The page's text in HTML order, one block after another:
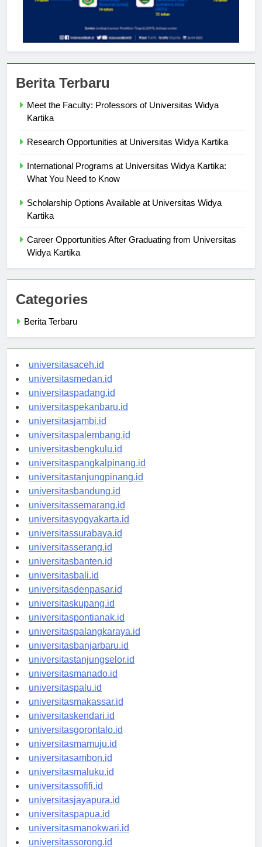
Meet the Faculty: Professors of Universitas Widya
International Programs at Universitas Widya Kartika:
Scholarship Options Available at Universitas Widya
Career Opportunities After Graduating from Universitas
Categories
universitasaceh.id
universitasmedan.id
universitaspadang.id
universitaspekanbaru.id
universitasjambi.id
universitaspalembang.id
universitasbengkulu.id
universitaspangkalpinang.id
universitastanjungpinang.id
universitasbandung.id
universitassemarang.id
universitasyogyakarta.id
universitassurabaya.id
universitasserang.id
universitasbanten.id
universitasbali.id
universitasdenpasar.id
universitaskupang.id
universitaspontianak.id
universitaspalangkaraya.id
universitasbanjarbaru.id
universitastanjungselor.id
universitasmanado.id
universitaspalu.id
universitasmakassar.id
universitaskendari.id
universitasgorontalo.id
universitasmamuju.id
universitasambon.id
universitasmaluku.id
universitassofifi.id
universitasjayapura.id
universitaspapua.id
universitasmanokwari.id